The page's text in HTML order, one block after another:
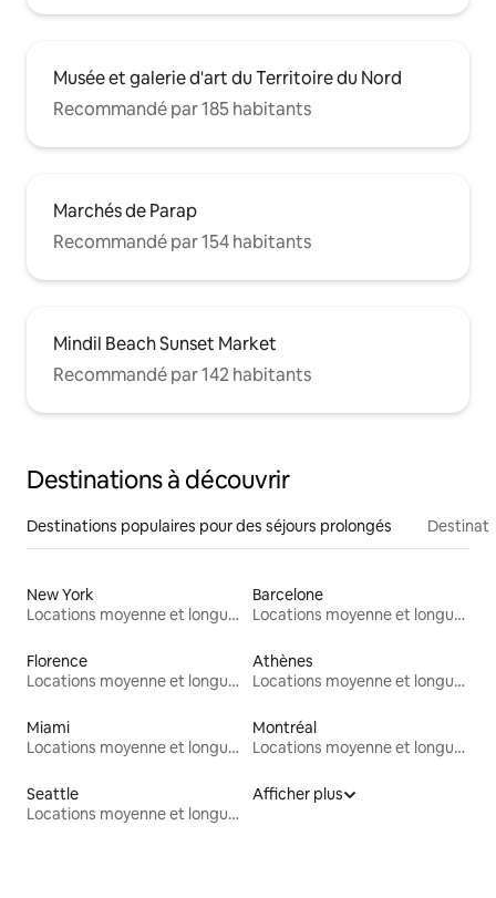
Musée et galerie d'art du Territoire du Nord
Recommandé par 185 habitants
Marchés de Parap
Recommandé par 154 habitants
Mindil Beach Sunset Market
Recommandé par 142 habitants
Destinations à découvrir
Destinations populaires pour des séjours prolongés
New York
Locations moyenne et longue durée
Barcelone
Locations moyenne et longue durée
Florence
Locations moyenne et longue durée
Athènes
Locations moyenne et longue durée
Miami
Locations moyenne et longue durée
Montréal
Locations moyenne et longue durée
Seattle
Locations moyenne et longue durée
Afficher plus